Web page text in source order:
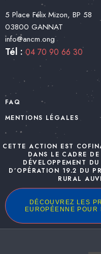
5 Place Félix Mizon, BP 58
03800 GANNAT
info@ancm.ong
Tél :04 70 90 66 30
FAQ
MENTIONS LÉGALES
CETTE ACTION EST
DANS LE CADRE
DÉVELOPPEMENT
D’OPÉRATION 19.2 DU
RURAL
DÉCOUVREZ LES
EUROPÉENNE